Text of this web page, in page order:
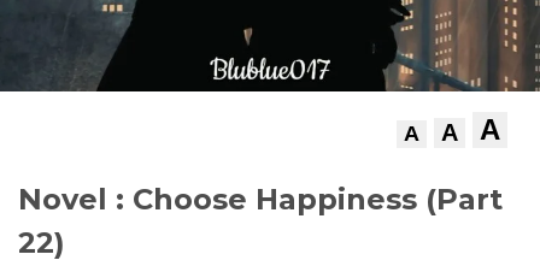
A A A
Novel : Choose Happiness (Part
22)